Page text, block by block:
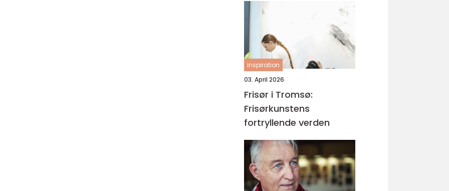
inspiration
03. April 2026
Frisør i Tromsø:
Frisørkunstens
fortryllende verden